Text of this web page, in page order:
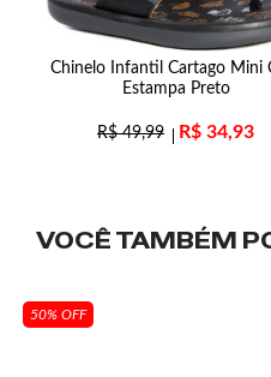
Chinelo Infantil Cartago Mini
Estampa Preto
R$49,99 R$ 34,93
VOCÊ TAMBÉM
50% OFF